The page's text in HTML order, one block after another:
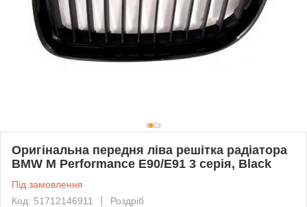
Оригінальна передня ліва решітка радіатора
BMW M Performance E90/E91 3 серія, Black
Під замовлення
Код: 51712146911
Роздріб